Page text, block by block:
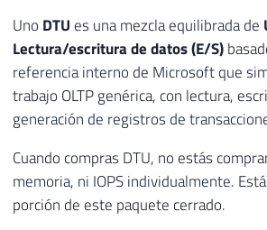
Uno DTU es una mezcla equilibrada de
Lectura/escritura de datos (E/S)
referencia interno de Microsoft que
trabajo OLTP genérica, con lectura,
generación de registros de
Cuando compras DTU, no estás
memoria, ni IOPS individualmente.
porción de este paquete cerrado.